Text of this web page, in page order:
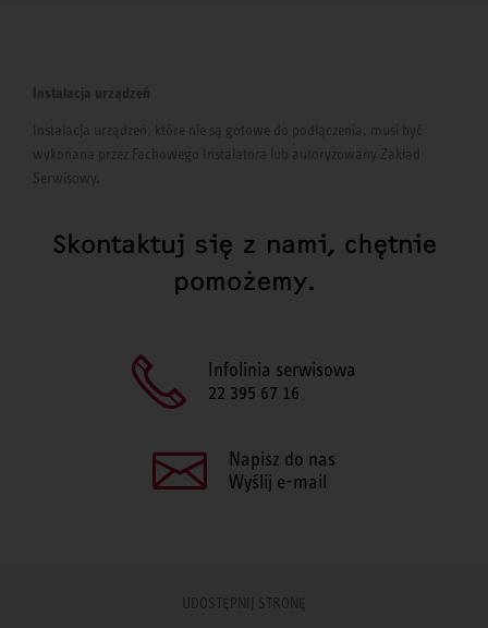
Instalacja urządzeń
Instalacja urządzeń, które nie są gotowe do podłączenia, musi być
wykonana przez Fachowego Instalatora lub autoryzowany Zakład
Serwisowy.
Skontaktuj się z nami, chętnie
pomożemy.
Infolinia serwisowa
22 395 67 16
Napisz do nas
Wyślij e-mail
UDOSTĘPNIJ STRONĘ